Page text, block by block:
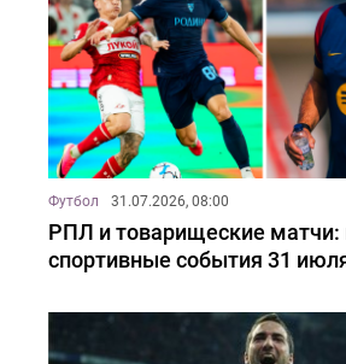
Футбол 31.07.2026, 08:00
РПЛ и товарищеские матчи:
спортивные события 31